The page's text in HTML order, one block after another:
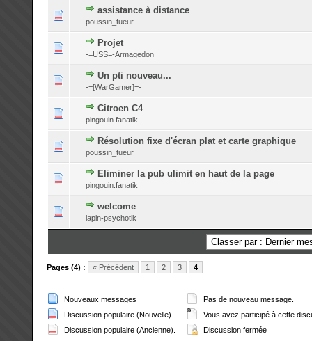
assistance à distance
poussin_tueur
0 Votes - 0 sur 5 en moyenne
12345
Projet
-=USS=-Armagedon
0 Votes - 0 sur 5 en moyenne
1234
Un pti nouveau...
-=[WarGamer]=-
0 Votes - 0 sur 5 en moyenne
1 2345
Citroen C4
pingouin.fanatik
0 Votes - 0 sur 5 en moyenne
12345
Résolution fixe d'écran plat et carte graphique
poussin_tueur
0 Votes - 0 sur 5 en moyenne
12345
Eliminer la pub ulimit en haut de la page
pingouin.fanatik
0 Votes - 0 sur 5 en moyenne
12345
welcome
lapin-psychotik
0 Votes - 0 sur 5 en moyenne
12345
Pages (4) : « Précédent 1 2 3 4
Nouveaux messages
Discussion populaire (Nouvelle).
Discussion populaire (Ancienne).
Pas de nouveau message.
Vous avez participé à cette
Discussion fermée